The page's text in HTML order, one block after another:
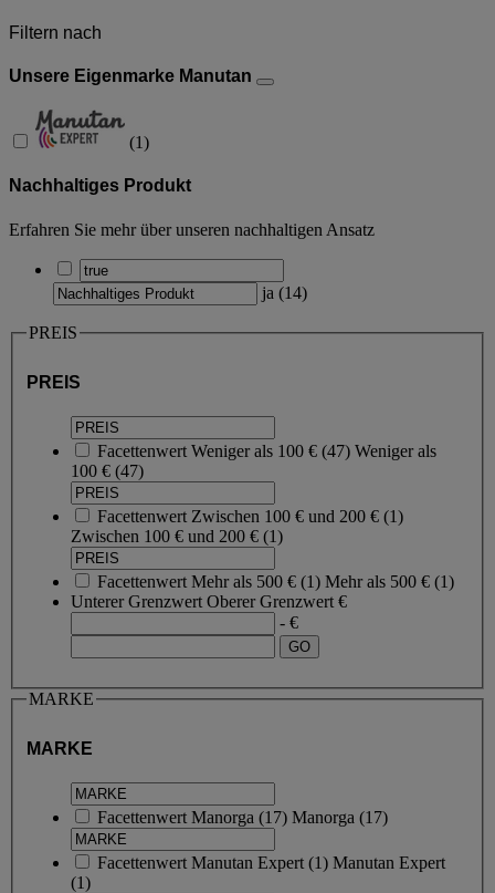
Filtern nach
Unsere Eigenmarke Manutan
(1)
Nachhaltiges Produkt
Erfahren Sie mehr über unseren nachhaltigen Ansatz
ja (14)
PREIS
PREIS
Facettenwert Weniger als 100 € (47) Weniger als
100 € (47)
Facettenwert Zwischen 100 € und 200 € (1)
Zwischen 100 € und 200 € (1)
Facettenwert Mehr als 500 € (1) Mehr als 500 € (1)
Unterer Grenzwert Oberer Grenzwert €
- €
MARKE
MARKE
Facettenwert Manorga (17) Manorga (17)
Facettenwert Manutan Expert (1) Manutan Expert
(1)